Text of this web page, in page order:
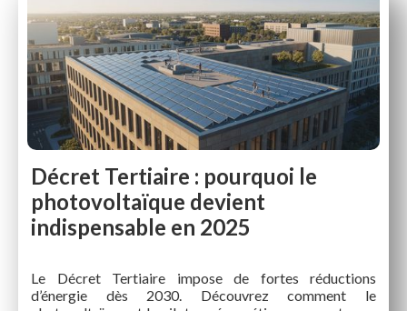
Décret Tertiaire : pourquoi le
photovoltaïque devient
indispensable en 2025
Le Décret Tertiaire impose de fortes réductions
d’énergie dès 2030. Découvrez comment le